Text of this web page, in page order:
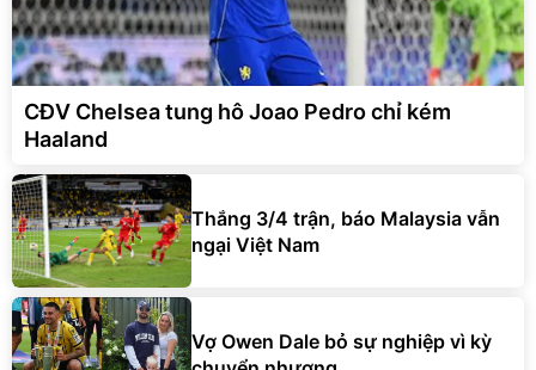
CĐV Chelsea tung hô Joao Pedro chỉ kém
Haaland
Thắng 3/4 trận, báo Malaysia vẫn
ngại Việt Nam
Vợ Owen Dale bỏ sự nghiệp vì kỳ